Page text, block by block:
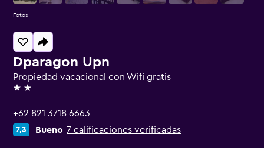
Dparagon Upn
Propiedad vacacional con Wifi gratis
2 estrellas
+62 821 3718 6663
7,3 Bueno 7 calificaciones verificadas
Fotos